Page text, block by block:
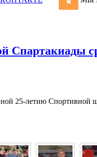
Спартакиады
25-летию Спортивной